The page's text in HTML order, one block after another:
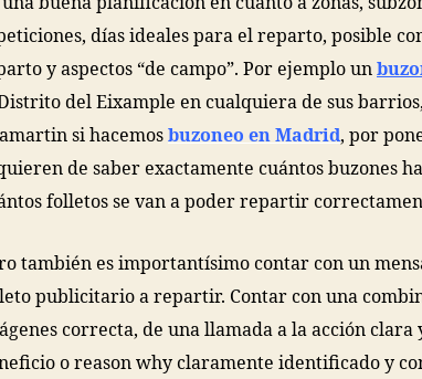
días ideales para el reparto, posible
y aspectos “de campo”. Por ejemplo un
del Eixample en cualquiera de sus
si hacemosbuzoneo en Madrid, por
de saber exactamente cuántos buzones
folletos se van a poder repartir
también es importantísimo contar con un
publicitario a repartir. Contar con una
correcta, de una llamada a la acción clara
o reason why claramente identificado y